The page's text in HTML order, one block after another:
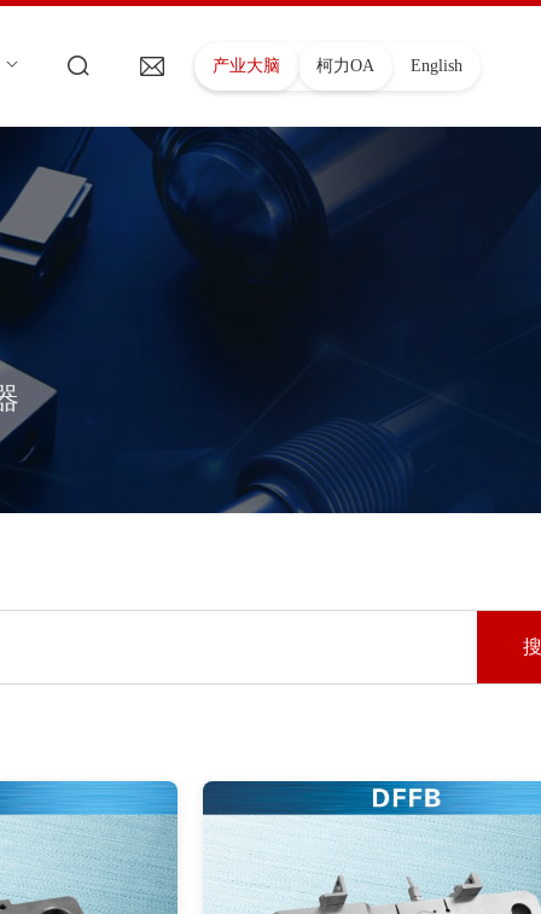
产业大脑 柯力OA English